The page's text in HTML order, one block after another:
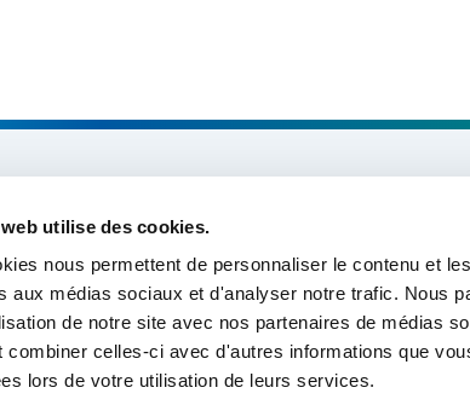
utilise des cookies.
nous permettent de personnaliser le contenu et
aux médias sociaux et d'analyser notre trafic. Nous
de notre site avec nos partenaires de médias
combiner celles-ci avec d'autres informations que
lors de votre utilisation de leurs services.
Missions & Themes
Our projects
Tools &